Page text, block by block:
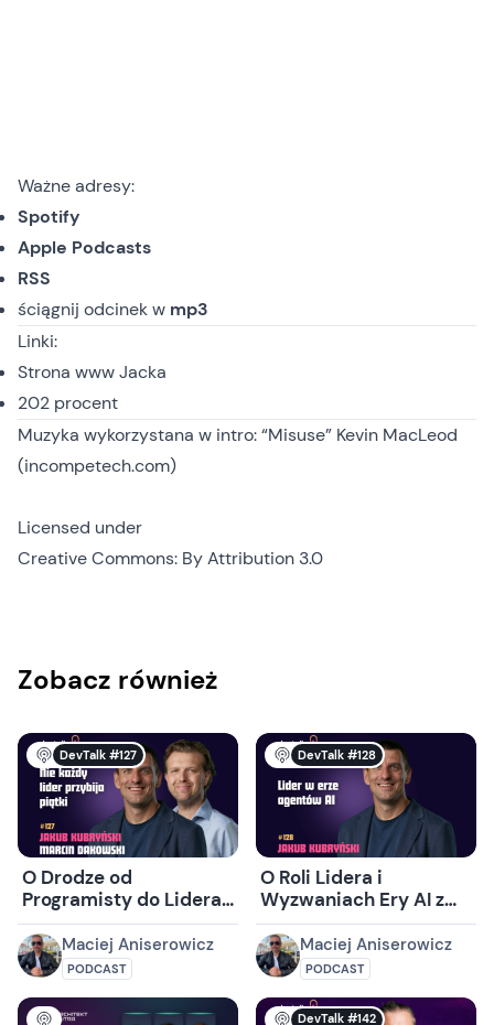
Ważne adresy:
Spotify
Apple Podcasts
RSS
ściągnij odcinekw mp3
Linki:
Strona wwwJacka
202 procent
Muzyka wykorzystana w intro: “Misuse” Kevin MacLeod
(incompetech.com)
Licensed under
Creative Commons: By Attribution 3.0
Zobacz również
DevTalk #127
O Drodze od
Programisty do Lidera
w IT z Jakubem
Kubryńskim i
Marcinem Dakowskim
Maciej Aniserowicz
PODCAST
DevTalk #128
O Roli Lidera i
Wyzwaniach Ery AI z
Jakubem Kubryńskim
Maciej Aniserowicz
PODCAST
DevTalk #142